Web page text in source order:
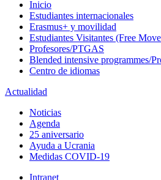
Inicio
Estudiantes internacionales
Erasmus+ y movilidad
Estudiantes Visitantes (Free
Profesores/PTGAS
Blended intensive programmes/
Centro de idiomas
Actualidad
Noticias
Agenda
25 aniversario
Ayuda a Ucrania
Medidas COVID-19
Intranet